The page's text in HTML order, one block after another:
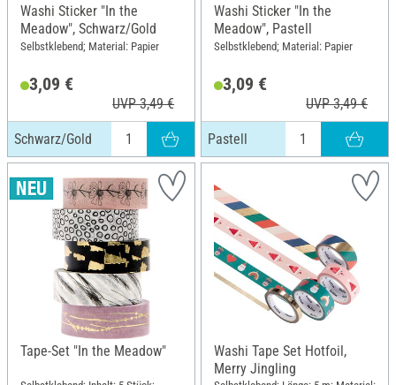
Washi Sticker "In the
Meadow", Schwarz/Gold
Selbstklebend; Material: Papier
3,09 €
UVP 3,49 €
Schwarz/Gold
Washi Sticker "In the
Meadow", Pastell
Selbstklebend; Material: Papier
3,09 €
UVP 3,49 €
Pastell
Tape-Set "In the Meadow"
Washi Tape Set Hotfoil,
Merry Jingling